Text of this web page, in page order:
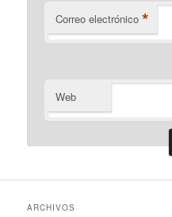
Correo electrónico *
Web
ARCHIVOS